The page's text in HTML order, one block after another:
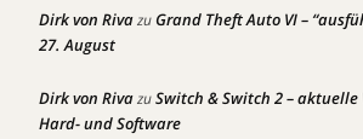
Dirk von RivazuGrand Theft Auto VI –
27. August
Dirk von RivazuSwitch & Switch 2 –
Hard- und Software